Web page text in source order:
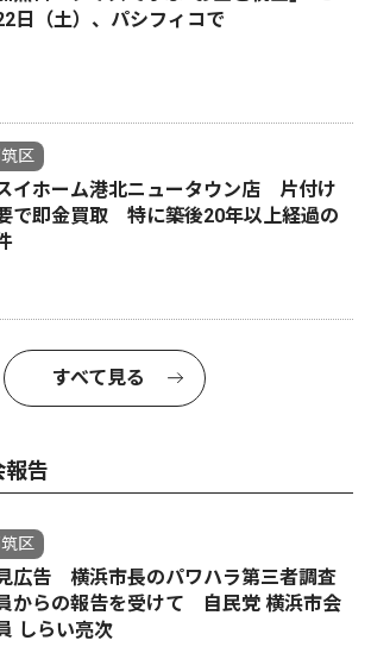
日（土）、パシフィコで
区
イホーム港北ニュータウン店 片付け
で即金買取 特に築後20年以上経過の
すべて見る
報告
区
広告 横浜市長のパワハラ第三者調査
からの報告を受けて 自民党 横浜市会
しらい亮次